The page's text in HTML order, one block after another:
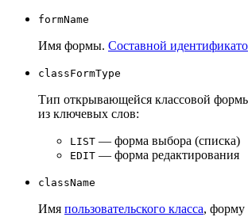
formName
Имя формы. Составной
classFormType
Тип открывающейся классовой
из ключевых слов:
LIST — форма выбора (списка)
EDIT — форма редактирования
className
Имя пользовательского класса, форму